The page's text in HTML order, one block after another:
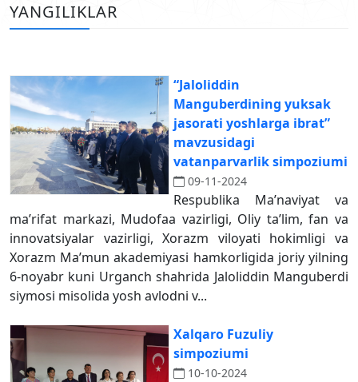
YANGILIKLAR
“Jaloliddin
Manguberdining yuksak
jasorati yoshlarga ibrat”
mavzusidagi
vatanparvarlik simpoziumi
09-11-2024
Respublika Ma’naviyat va
ma’rifat markazi, Mudofaa vazirligi, Oliy ta’lim, fan va
innovatsiyalar vazirligi, Xorazm viloyati hokimligi va
Xorazm Ma’mun akademiyasi hamkorligida joriy yilning
6-noyabr kuni Urganch shahrida Jaloliddin Manguberdi
siymosi misolida yosh avlodni v...
Xalqaro Fuzuliy
simpoziumi
10-10-2024